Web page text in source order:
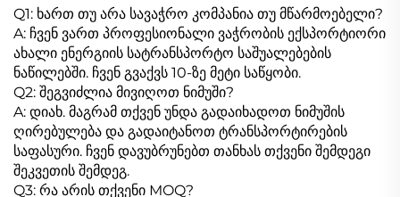
Q1: ხართ თუ არა სავაჭრო კომპანია თუ მწარმოებელი?
A: ჩვენ ვართ პროფესიონალი ვაჭრობის ექსპორტიორი
ახალი ენერგიის სატრანსპორტო საშუალებების
ნაწილებში. ჩვენ გვაქვს 10-ზე მეტი საწყობი.
Q2: შეგვიძლია მივიღოთ ნიმუში?
A: დიახ. მაგრამ თქვენ უნდა გადაიხადოთ ნიმუშის
ღირებულება და გადაიტანოთ ტრანსპორტირების
საფასური. ჩვენ დავუბრუნებთ თანხას თქვენი შემდეგი
შეკვეთის შემდეგ.
Q3: რა არის თქვენი MOQ?